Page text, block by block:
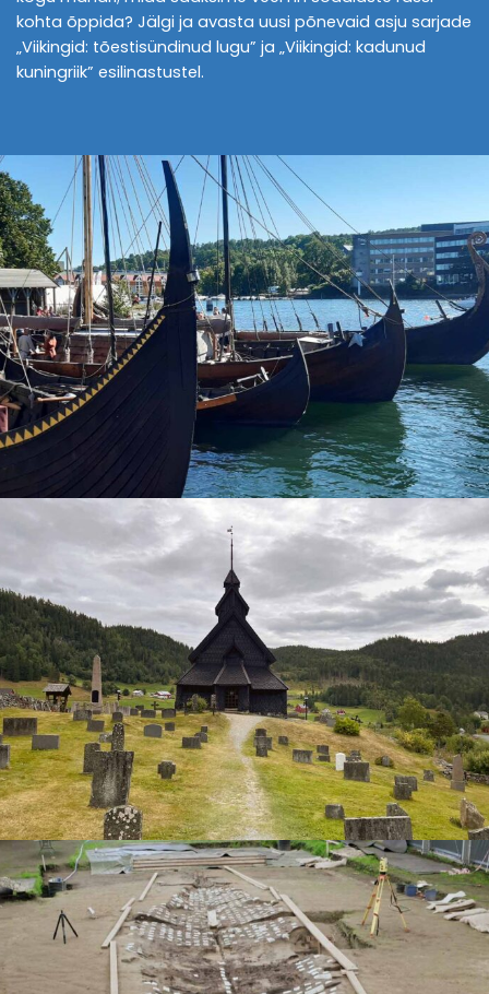
kohta õppida? Jälgi ja avasta uusi põnevaid asju sarjade
„Viikingid: tõestisündinud lugu” ja „Viikingid: kadunud
kuningriik” esilinastustel.